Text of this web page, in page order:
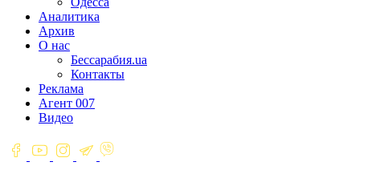
Аналитика
Архив
О нас
Бессарабия.ua
Контакты
Реклама
Агент 007
Видео